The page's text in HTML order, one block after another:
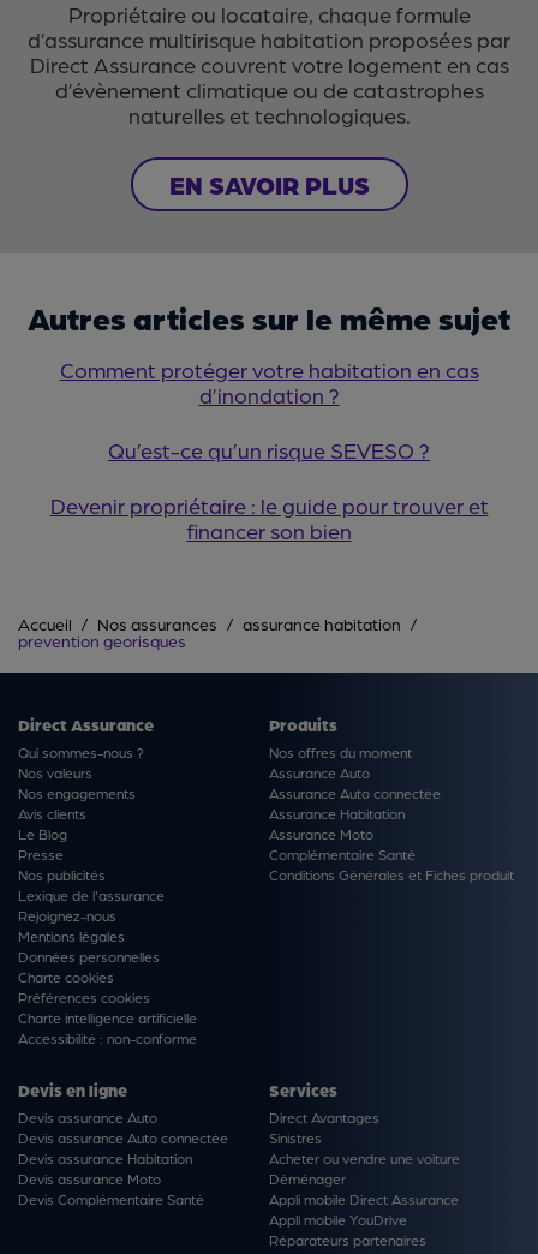
Propriétaire ou locataire, chaque formule
d’assurance multirisque habitation proposées par
Direct Assurance couvrent votre logement en cas
d’évènement climatique ou de catastrophes
naturelles et technologiques.
EN SAVOIR PLUS
Autres articles sur le même sujet
Comment protéger votre habitation en cas
d’inondation ?
Qu’est-ce qu’un risque SEVESO ?
Devenir propriétaire : le guide pour trouver et
financer son bien
Accueil Nos assurances
assurance habitation
prevention georisques
Direct Assurance
Qui sommes-nous ?
Nos valeurs
Nos engagements
Avis clients
Le Blog
Presse
Nos publicités
Lexique de l'assurance
Rejoignez-nous
Mentions légales
Données personnelles
Charte cookies
Préférences cookies
Charte intelligence artificielle
Accessibilité : non-conforme
Produits
Nos offres du moment
Assurance Auto
Assurance Auto connectée
Assurance Habitation
Assurance Moto
Complémentaire Santé
Conditions Générales et Fiches produit
Devis en ligne
Devis assurance Auto
Devis assurance Auto connectée
Devis assurance Habitation
Devis assurance Moto
Devis Complémentaire Santé
Services
Direct Avantages
Sinistres
Acheter ou vendre une voiture
Déménager
Appli mobile Direct Assurance
Appli mobile YouDrive
Réparateurs partenaires